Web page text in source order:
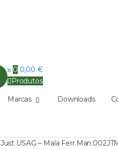
0 0,00 €
Produtos
Marcas Downloads
Just USAG – Mala